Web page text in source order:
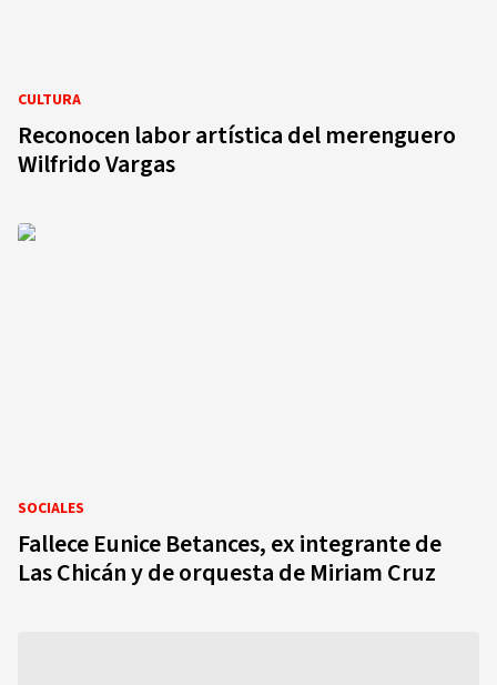
CULTURA
Reconocen labor artística del merenguero
Wilfrido Vargas
SOCIALES
Fallece Eunice Betances, ex integrante de
Las Chicán y de orquesta de Miriam Cruz